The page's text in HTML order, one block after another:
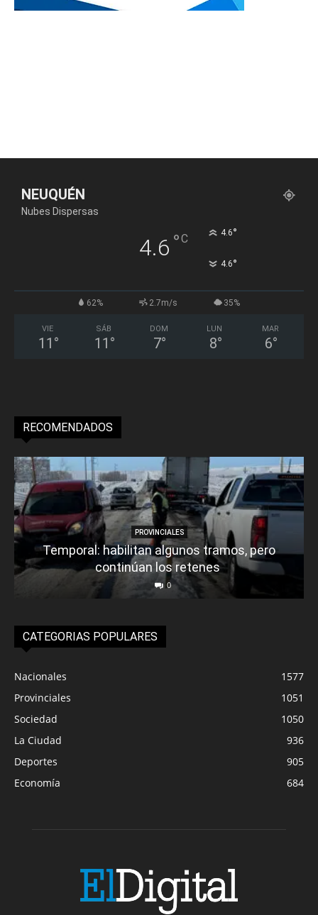
NEUQUÉN
Nubes Dispersas
4.6 °C 4.6°
4.6°
62% 2.7m/s 35%
VIE
11 °
SÁB
11 °
DOM
7°
LUN
8°
MAR
6°
RECOMENDADOS
PROVINCIALES
Temporal: habilitan algunos tramos, pero
continúan los retenes
0
CATEGORIAS POPULARES
Nacionales
1577
Provinciales
1051
Sociedad
1050
La Ciudad
936
Deportes
905
Economía
684